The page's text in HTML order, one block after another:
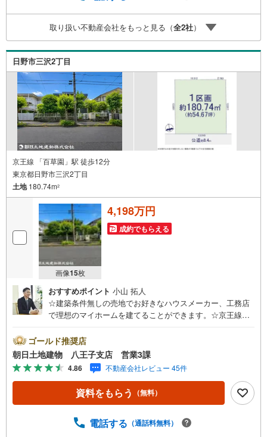
さい！■ご案内方法ご自宅へお迎え・最寄り駅等でお待ち合
わせ、弊社へのご来社など、ご相談ください。ご希望があ
れば周辺環境、お客様の希望に合わせた物件などもご案内
をいたします。お住まい探しは朝日土地建物（株）八王子
店 営業3課にお任せください！
取り扱い不動産会社をもっと見る（全2社）
日野市三沢2丁目
京王線 「百草園」駅 徒歩12分
東京都日野市三沢2丁目
土地180.74m2
画像15枚
4,198万円
成約でもらえる
おすすめポイント 小山 拓人
☆建築条件無しの売地でお好きなハウスメーカー、工務店
で理想のマイホームを建てることができます。☆京王線高
持てる前面道路で幅員8.4mと広々としているので駐車もラ
クラク。※バザール会場には、ベビーベッドや キッズスペ
ースをご用意しております。 小さなお子様連れでも、安
心してご来場ください！資料請求、住宅ローンのご相談な
どお気軽にお問合せください！スタッフ25名でお客様がご
覧になったことのない情報を多数ご用意しております。イ
います！ご案内時に他物件もご紹介可能です。 担当営業へ
ゴールド推奨店
朝日土地建物 八王子支店 営業3課
4.86 不動産会社レビュー 45件
資料をもらう （無料）
電話する （通話料無料）